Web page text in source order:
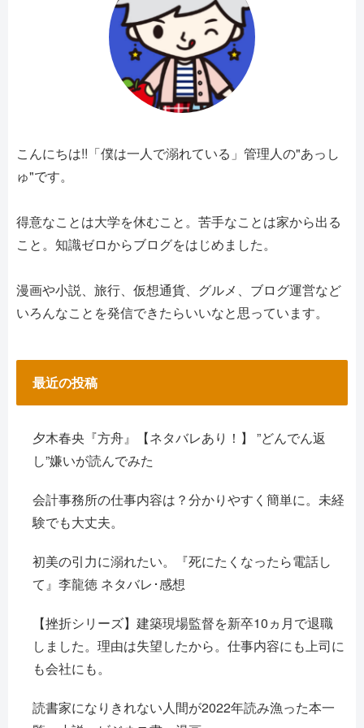
こんにちは!!「僕は一人で溺れている」管理人の"あっし
ゅ"です。
得意なことは大学を休むこと。苦手なことは家から出る
こと。知識ゼロからブログをはじめました。
漫画や小説、旅行、仮想通貨、グルメ、ブログ運営など
いろんなことを発信できたらいいなと思っています。
最近の投稿
夕木春央『方舟』【ネタバレあり！】 ”どんでん返
し”嫌いが読んでみた
会計事務所の仕事内容は？分かりやすく簡単に。未経
験でも大丈夫。
初美の引力に溺れたい。『死にたくなったら電話し
て』李龍徳 ネタバレ･感想
【挫折シリーズ】建築現場監督を新卒10ヵ月で退職
しました。理由は失望したから。仕事内容にも上司に
も会社にも。
読書家になりきれない人間が2022年読み漁った本一